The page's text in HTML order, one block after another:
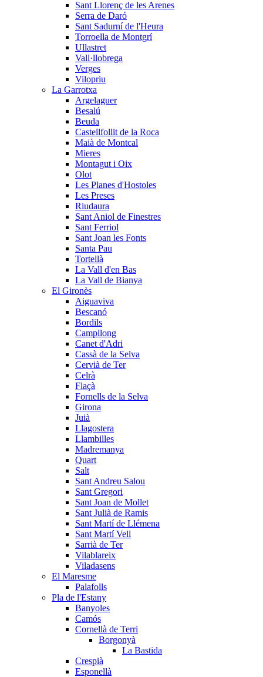
Sant Llorenç de les Arenes
Serra de Daró
Sant Sadurní de l'Heura
Torroella de Montgrí
Ullastret
Vall·llobrega
Verges
Vilopriu
La Garrotxa
Argelaguer
Besalú
Beuda
Castellfollit de la Roca
Maià de Montcal
Mieres
Montagut i Oix
Olot
Les Planes d'Hostoles
Les Preses
Riudaura
Sant Aniol de Finestres
Sant Ferriol
Sant Joan les Fonts
Santa Pau
Tortellà
La Vall d'en Bas
La Vall de Bianya
El Gironès
Aiguaviva
Bescanó
Bordils
Campllong
Canet d'Adri
Cassà de la Selva
Cervià de Ter
Celrà
Flaçà
Fornells de la Selva
Girona
Juià
Llagostera
Llambilles
Madremanya
Quart
Salt
Sant Andreu Salou
Sant Gregori
Sant Joan de Mollet
Sant Julià de Ramis
Sant Martí de Llémena
Sant Martí Vell
Sarrià de Ter
Vilablareix
Viladasens
El Maresme
Palafolls
Pla de l'Estany
Banyoles
Camós
Cornellà de Terri
Borgonyà
La Bastida
Crespià
Esponellà